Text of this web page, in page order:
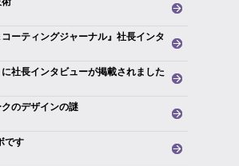
コーティングジャーナル』社長インタ
に社長インタビューが掲載されました
のデザインの謎
です